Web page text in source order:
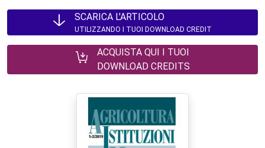
SCARICA L'ARTICOLO
UTILIZZANDO I TUOI DOWNLOAD CREDIT
ACQUISTA QUI I TUOI
DOWNLOAD CREDITS